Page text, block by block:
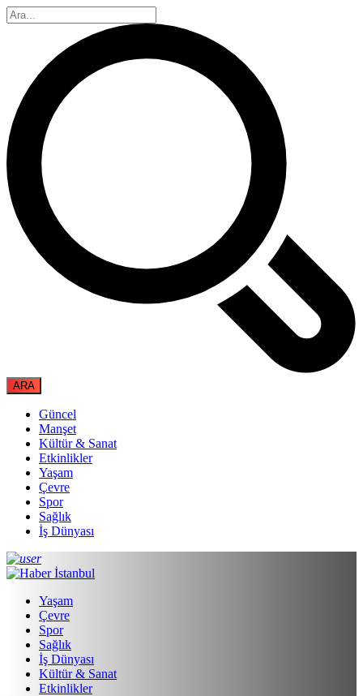
Güncel
Manşet
Kültür & Sanat
Etkinlikler
Yaşam
Çevre
Spor
Sağlık
İş Dünyası
Yaşam
Çevre
Spor
Sağlık
İş Dünyası
Kültür & Sanat
Etkinlikler